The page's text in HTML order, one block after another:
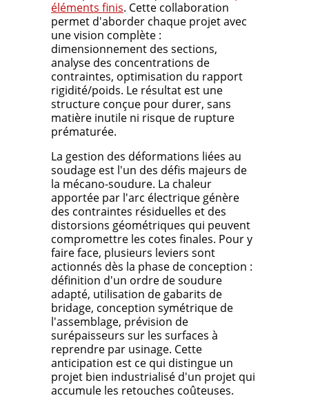
éléments finis. Cette collaboration
permet d'aborder chaque projet avec
une vision complète :
dimensionnement des sections,
analyse des concentrations de
contraintes, optimisation du rapport
rigidité/poids. Le résultat est une
structure conçue pour durer, sans
matière inutile ni risque de rupture
prématurée.
La gestion des déformations liées au
soudage est l'un des défis majeurs de
la mécano-soudure. La chaleur
apportée par l'arc électrique génère
des contraintes résiduelles et des
distorsions géométriques qui peuvent
compromettre les cotes finales. Pour y
faire face, plusieurs leviers sont
actionnés dès la phase de conception :
définition d'un ordre de soudure
adapté, utilisation de gabarits de
bridage, conception symétrique de
l'assemblage, prévision de
surépaisseurs sur les surfaces à
reprendre par usinage. Cette
anticipation est ce qui distingue un
projet bien industrialisé d'un projet qui
accumule les retouches coûteuses.